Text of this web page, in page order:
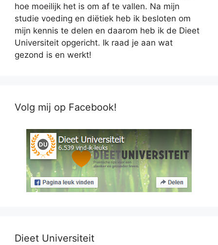
hoe moeilijk het is om af te vallen. Na mijn
studie voeding en diëtiek heb ik besloten om
mijn kennis te delen en daarom heb ik de Dieet
Universiteit opgericht. Ik raad je aan wat
gezond is en werkt!
Volg mij op Facebook!
Dieet Universiteit